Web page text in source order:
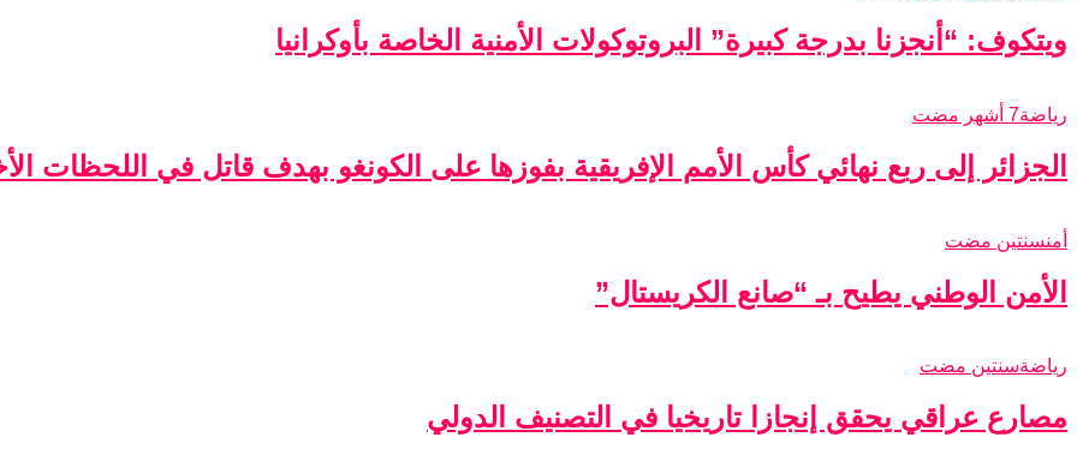
ويتكوف: “أنجزنا بدرجة كبيرة” البروتوكولات الأمنية الخاصة بأوكرانيا
رياضة7 أشهر مضت
الجزائر إلى ربع نهائي كأس الأمم الإفريقية بفوزها على الكونغو بهدف قاتل في اللحظات
أمنسنتين مضت
الأمن الوطني يطيح بـ “صانع الكريستال”
رياضةسنتين مضت
مصارع عراقي يحقق إنجازا تاريخيا في التصنيف الدولي